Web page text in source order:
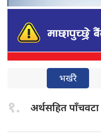
भर्खरै
१. अर्थसहित पाँचवटा